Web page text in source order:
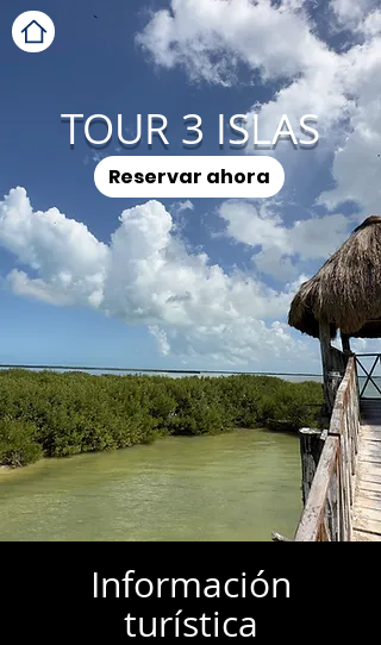
TOUR 3 ISLAS
Reservar ahora
Información
turística